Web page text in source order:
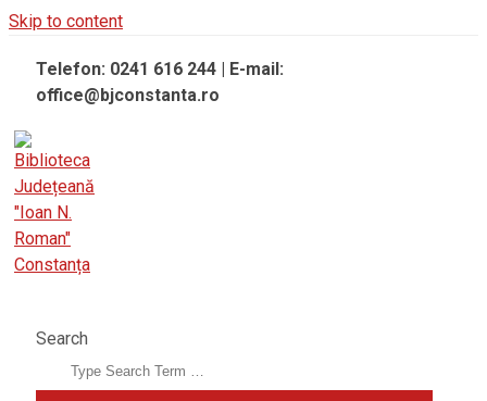
Skip to content
Telefon: 0241 616 244 | E-mail:
office@bjconstanta.ro
Search